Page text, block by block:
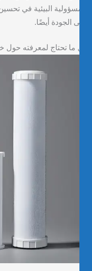
البيئية في تحسين
الجودة أيضًا.
ما تحتاج لمعرفته حول